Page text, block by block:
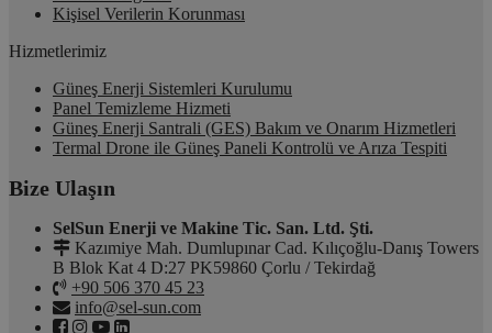
Kişisel Verilerin Korunması
Hizmetlerimiz
Güneş Enerji Sistemleri Kurulumu
Panel Temizleme Hizmeti
Güneş Enerji Santrali (GES) Bakım ve Onarım Hizmetleri
Termal Drone ile Güneş Paneli Kontrolü ve Arıza Tespiti
Bize Ulaşın
SelSun Enerji ve Makine Tic. San. Ltd. Şti.
Kazımiye Mah. Dumlupınar Cad. Kılıçoğlu-Danış Towers
B Blok Kat 4 D:27 PK59860 Çorlu / Tekirdağ
+90 506 370 45 23
info@sel-sun.com